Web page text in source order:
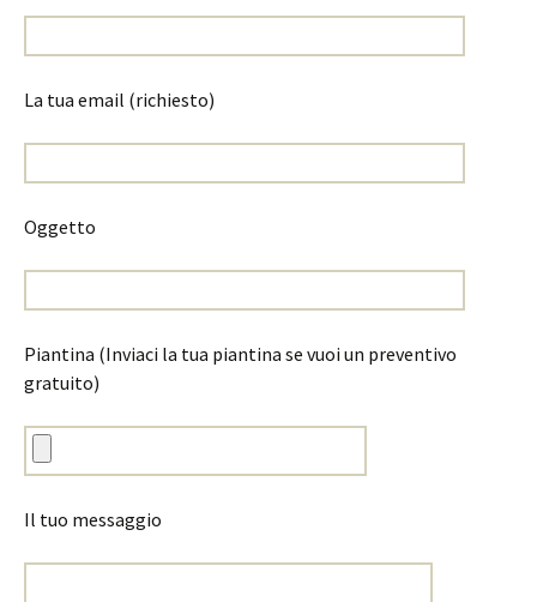
La tua email (richiesto)
Oggetto
Piantina (Inviaci la tua piantina se vuoi un preventivo
gratuito)
Il tuo messaggio